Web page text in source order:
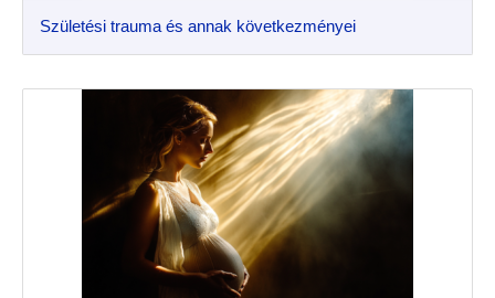
Születési trauma és annak következményei